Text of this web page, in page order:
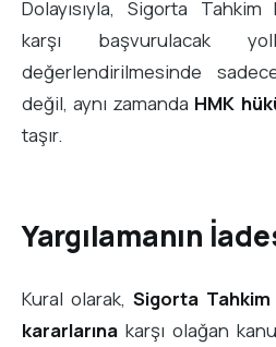
Dolayısıyla, Sigorta Tahkim
karşı başvurulacak
değerlendirilmesinde
değil, aynı zamanda HMK
taşır.
Yargılamanın
Kural olarak, Sigorta Tahkim
kararlarına karşı olağan